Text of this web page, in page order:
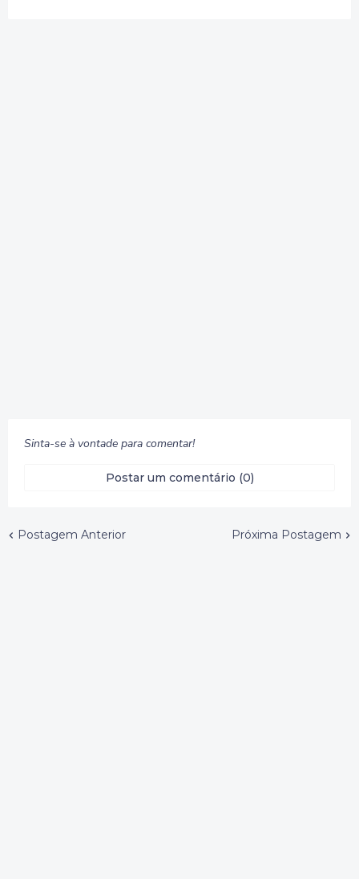
Sinta-se à vontade para comentar!
Postar um comentário (0)
Postagem Anterior Próxima Postagem